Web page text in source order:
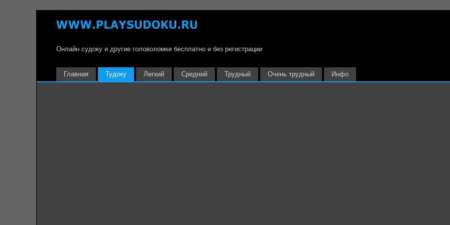
Онлайн судоку и другие головоломки бесплатно и без регистрации
Главная Тудоку Легкий Средний Трудный Очень трудный Инфо